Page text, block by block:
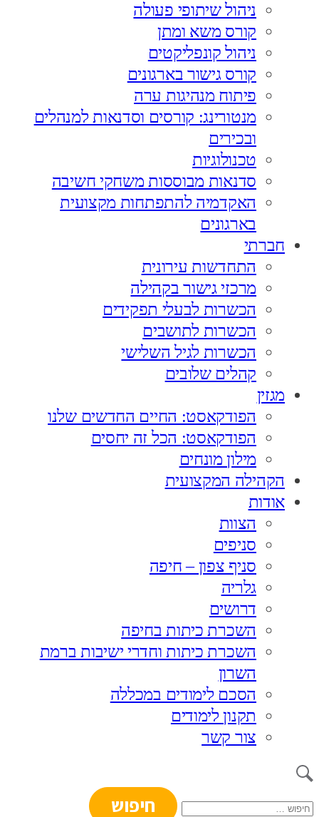
ניהול שיתופי פעולה
קורס משא ומתן
ניהול קונפליקטים
קורס גישור בארגונים
פיתוח מנהיגות ערה
מנטורינג: קורסים וסדנאות למנהלים
ובכירים
טכנולוגיות
סדנאות מבוססות משחקי חשיבה
האקדמיה להתפתחות מקצועית
בארגונים
חברתי
התחדשות עירונית
מרכזי גישור בקהילה
הכשרות לבעלי תפקידים
הכשרות לתושבים
הכשרות לגיל השלישי
קהלים שלובים
מגזין
הפודקאסט: החיים החדשים שלנו
הפודקאסט: הכל זה יחסים
מילון מונחים
הקהילה המקצועית
אודות
הצוות
סניפים
סניף צפון – חיפה
גלריה
דרושים
השכרת כיתות בחיפה
השכרת כיתות וחדרי ישיבות ברמת
השרון
הסכם לימודים במכללה
תקנון לימודים
צור קשר
חיפוש: